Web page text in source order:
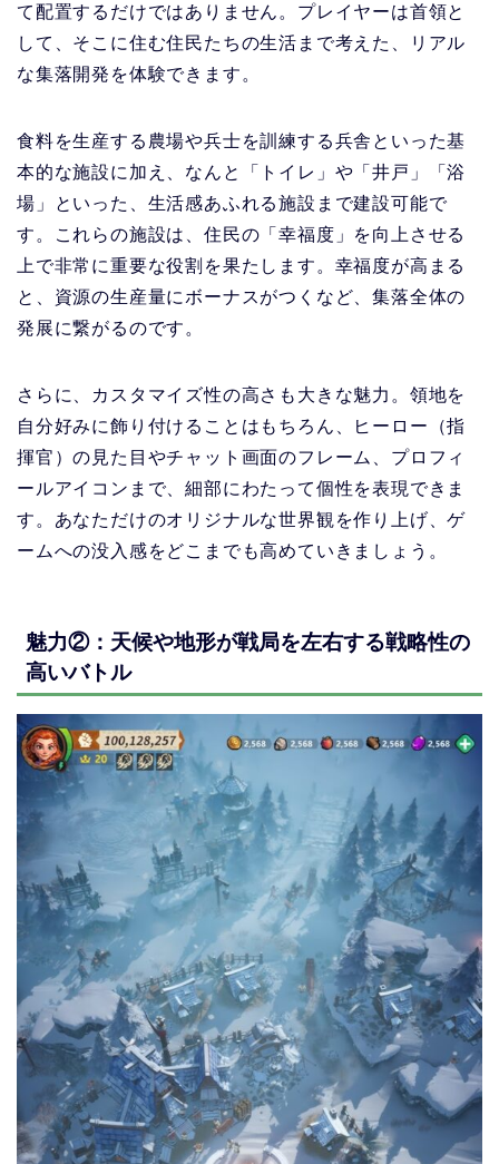
て配置するだけではありません。プレイヤーは首領と
して、そこに住む住民たちの生活まで考えた、リアル
な集落開発を体験できます。
食料を生産する農場や兵士を訓練する兵舎といった基
本的な施設に加え、なんと「トイレ」や「井戸」「浴
場」といった、生活感あふれる施設まで建設可能で
す。これらの施設は、住民の「幸福度」を向上させる
上で非常に重要な役割を果たします。幸福度が高まる
と、資源の生産量にボーナスがつくなど、集落全体の
発展に繋がるのです。
さらに、カスタマイズ性の高さも大きな魅力。領地を
自分好みに飾り付けることはもちろん、ヒーロー（指
揮官）の見た目やチャット画面のフレーム、プロフィ
ールアイコンまで、細部にわたって個性を表現できま
す。あなただけのオリジナルな世界観を作り上げ、ゲ
ームへの没入感をどこまでも高めていきましょう。
魅力②：天候や地形が戦局を左右する戦略性の
高いバトル